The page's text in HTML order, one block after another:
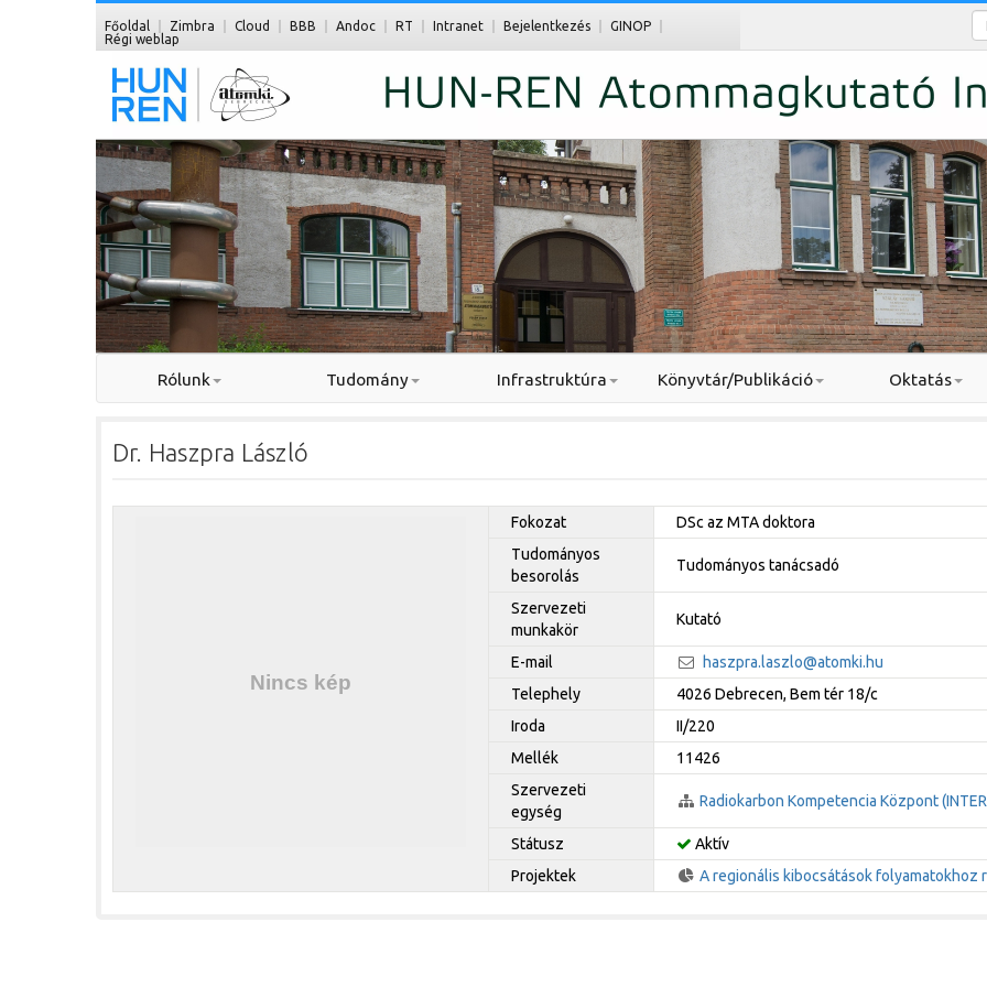
Főoldal Zimbra Cloud BBB Andoc RT Intranet Bejelentkezés
GINOP
Régi weblap
Rólunk Tudomány Infrastruktúra Könyvtár/Publikáció Oktatás
Dr. Haszpra László
Fokozat
DSc az MTA doktora
Tudományos
besorolás
Tudományos tanácsadó
Szervezeti
munkakör
Kutató
E-mail
haszpra.laszlo@atomki.hu
Telephely
4026 Debrecen, Bem tér 18/c
Iroda
II/220
Mellék
11426
Szervezeti
egység
Radiokarbon Kompetencia Központ
Státusz
Aktív
Projektek
A regionális kibocsátások folyamatokhoz